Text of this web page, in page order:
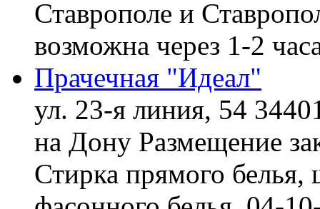
Ставрополе и
возможна через 1-2
Прачечная "Идеал"
ул. 23-я линия, 54
на Дону Размещение
Стирка прямого